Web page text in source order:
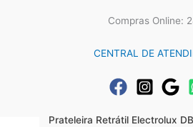
Compras Online:
CENTRAL DE
Prateleira Retrátil Electrolux